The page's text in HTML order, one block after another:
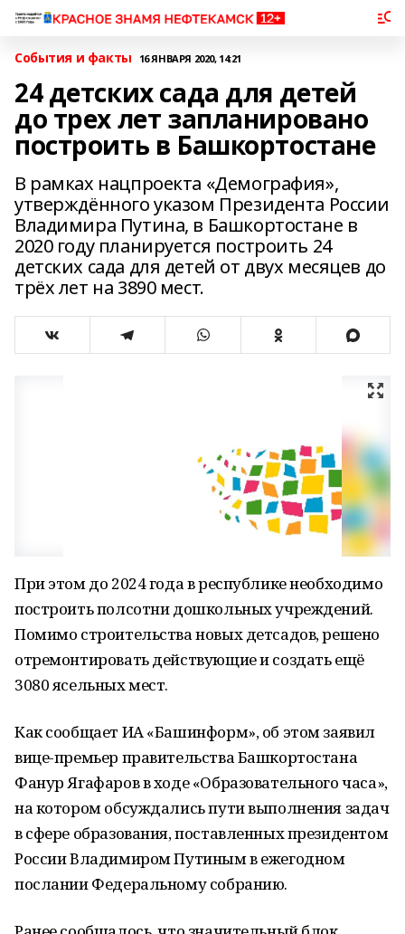
События и факты 16 ЯНВАРЯ 2020, 14:21
24 детских сада для детей
до трех лет запланировано
построить в Башкортостане
В рамках нацпроекта «Демография»,
утверждённого указом Президента России
Владимира Путина, в Башкортостане в
2020 году планируется построить 24
детских сада для детей от двух месяцев до
трёх лет на 3890 мест.
При этом до 2024 года в республике необходимо
построить полсотни дошкольных учреждений.
Помимо строительства новых детсадов, решено
отремонтировать действующие и создать ещё
3080 ясельных мест.
Как сообщает ИА «Башинформ», об этом заявил
вице-премьер правительства Башкортостана
Фанур Ягафаров в ходе «Образовательного часа»,
на котором обсуждались пути выполнения задач
в сфере образования, поставленных президентом
России Владимиром Путиным в ежегодном
послании Федеральному собранию.